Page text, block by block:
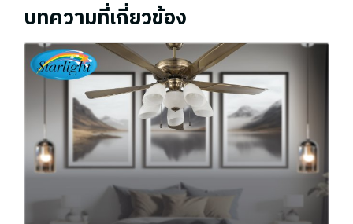
บทความที่เกี่ยวข้อง